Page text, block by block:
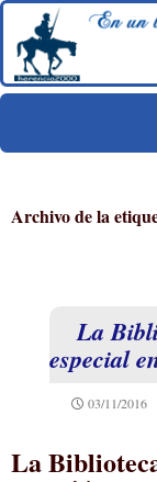
Archivo de la
La
especial
03/11/2016
La